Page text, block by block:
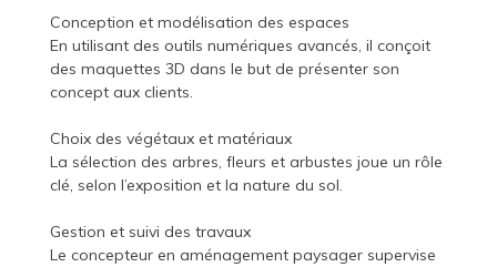
Conception et modélisation des espaces
En utilisant des outils numériques avancés, il conçoit
des maquettes 3D dans le but de présenter son
concept aux clients.
Choix des végétaux et matériaux
La sélection des arbres, fleurs et arbustes joue un rôle
clé, selon l’exposition et la nature du sol.
Gestion et suivi des travaux
Le concepteur en aménagement paysager supervise